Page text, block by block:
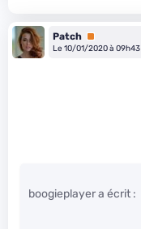
Patch Premium
Le 10/01/2020 à 09h43
boogieplayer a écrit :